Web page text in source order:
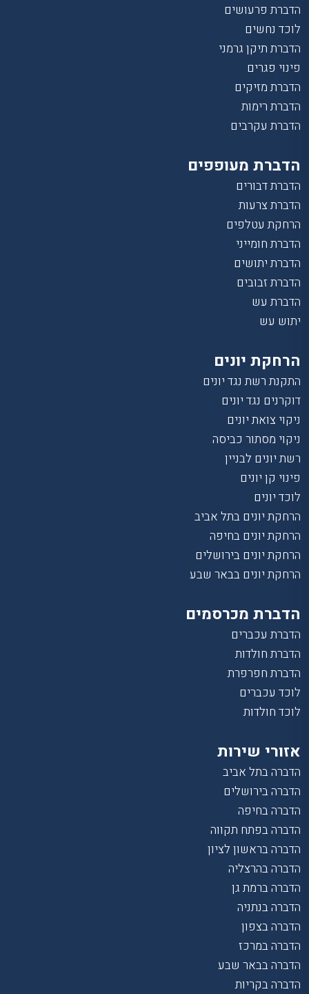
הדברת פרעושים
לוכד נחשים
הדברת תיקן גרמני
פינוי פגרים
הדברת מזיקים
הדברת רימות
הדברת עקרבים
הדברת מעופפים
הדברת דבורים
הדברת צרעות
הרחקת עטלפים
הדברת חומייני
הדברת יתושים
הדברת זבובים
הדברת עש
יתוש עש
הרחקת יונים
התקנת רשת נגד יונים
דוקרנים נגד יונים
ניקוי צואת יונים
ניקוי מסתור כביסה
רשת יונים לבניין
פינוי קן יונים
לוכד יונים
הרחקת יונים בתל אביב
הרחקת יונים בחיפה
הרחקת יונים בירושלים
הרחקת יונים בבאר שבע
הדברת מכרסמים
הדברת עכברים
הדברת חולדות
הדברת חפרפרת
לוכד עכברים
לוכד חולדות
אזורי שירות
הדברה בתל אביב
הדברה בירושלים
הדברה בחיפה
הדברה בפתח תקווה
הדברה בראשון לציון
הדברה בהרצליה
הדברה ברמת גן
הדברה בנתניה
הדברה בצפון
הדברה במרכז
הדברה בבאר שבע
הדברה בקריות